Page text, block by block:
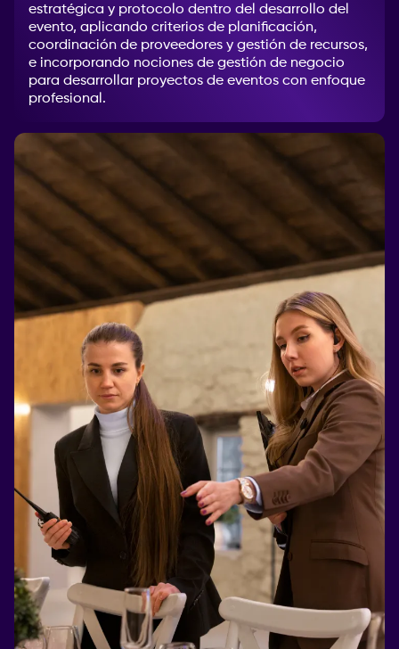
estratégica y protocolo dentro del desarrollo del
evento, aplicando criterios de planificación,
coordinación de proveedores y gestión de recursos,
e incorporando nociones de gestión de negocio
para desarrollar proyectos de eventos con enfoque
profesional.